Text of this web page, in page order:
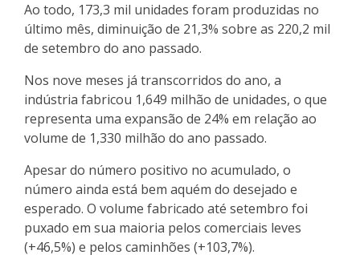
Ao todo, 173,3 mil unidades foram produzidas no
último mês, diminuição de 21,3% sobre as 220,2 mil
de setembro do ano passado.
Nos nove meses já transcorridos do ano, a
indústria fabricou 1,649 milhão de unidades, o que
representa uma expansão de 24% em relação ao
volume de 1,330 milhão do ano passado.
Apesar do número positivo no acumulado, o
número ainda está bem aquém do desejado e
esperado. O volume fabricado até setembro foi
puxado em sua maioria pelos comerciais leves
(+46,5%) e pelos caminhões (+103,7%).